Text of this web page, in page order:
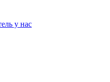
у нас